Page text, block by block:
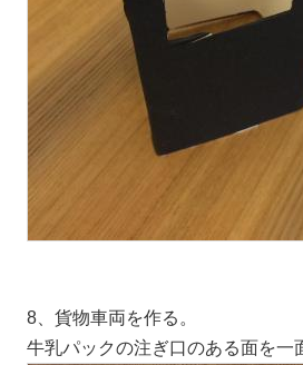
8、貨物車両を作る。
牛乳パックの注ぎ口のある面を一